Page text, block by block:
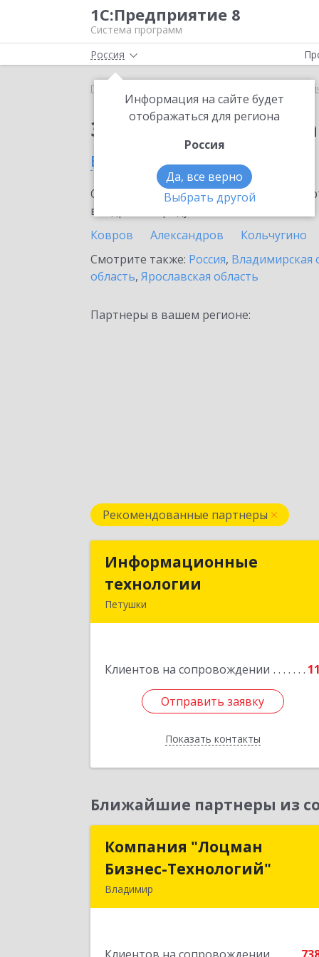
1С:Предприятие 8
Система программ
Россия
Информация на сайте будет
отображаться для региона
Россия
Да, все верно
Выбрать другой
Главная 1С:Распознавание
Заказать
в Петушках
Ознакомьтесь с информационными
внедрение продукта.
Ковров
Александров Кольчугино
Смотрите также: Россия, Владимирская
область, Ярославская область
Партнеры в вашем регионе:
Рекомендованные партнеры
Информационные
технологии
Петушки
Клиентов на сопровождении 11
Отправить заявку
Показать контакты
Информационные
Подробнее
Отправить заявку
Назад
Ближайшие партнеры из
Компания "Лоцман
Бизнес-Технологий"
Владимир
Компания "Лоцман
Бизнес-Технологий"